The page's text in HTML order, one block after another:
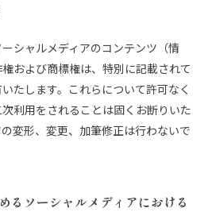
シャルメディアのコンテンツ（情
および商標権は、特別に記載されて
たします。これらについて許可なく
利⽤をされることは固くお断りいた
変形、変更、加筆修正は⾏わないで
るソーシャルメディアにおける